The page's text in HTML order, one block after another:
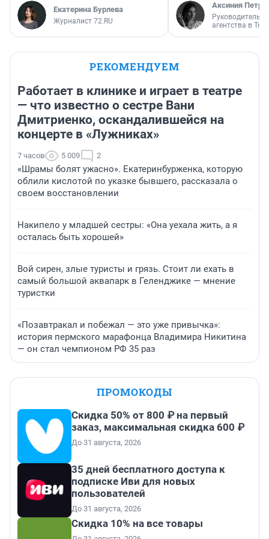
Екатерина Бурлева
Журналист 72.RU
Аксиния
Руководитель
агентства в
РЕКОМЕНДУЕМ
Работает в клинике и играет в театре
— что известно о сестре Вани
Дмитриенко, оскандалившейся на
концерте в «Лужниках»
7 часов 5 009 2
«Шрамы болят ужасно». Екатеринбурженка, которую
облили кислотой по указке бывшего, рассказала о
своем восстановлении
Накипело у младшей сестры: «Она уехала жить, а я
осталась быть хорошей»
Вой сирен, злые туристы и грязь. Стоит ли ехать в
самый большой аквапарк в Геленджике — мнение
туристки
«Позавтракал и побежал — это уже привычка»:
история пермского марафонца Владимира Никитина
— он стал чемпионом РФ 35 раз
ПРОМОКОДЫ
Скидка 50% от 800 ₽ на первый
заказ, максимальная скидка 600 ₽
До 31 августа, 2026
35 дней бесплатного доступа к
подписке Иви для новых
пользователей
До 31 августа, 2026
Скидка 10% на все товары